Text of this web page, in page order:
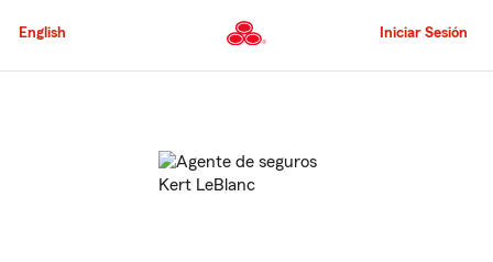
al
principal
English Iniciar Sesión